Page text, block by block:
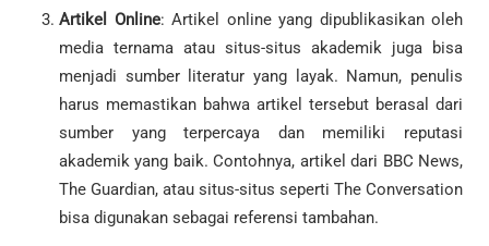
Artikel Online: Artikel online yang dipublikasikan oleh
media ternama atau situs-situs akademik juga bisa
menjadi sumber literatur yang layak. Namun, penulis
harus memastikan bahwa artikel tersebut berasal dari
sumber yang terpercaya dan memiliki reputasi
akademik yang baik. Contohnya, artikel dari BBC News,
The Guardian, atau situs-situs seperti The Conversation
bisa digunakan sebagai referensi tambahan.